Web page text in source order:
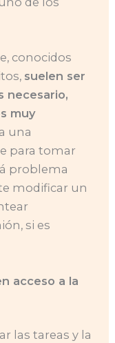
conocidos
suelen ser
necesario,
muy
una
para tomar
problema
modificar un
si es
acceso a la
las tareas y la